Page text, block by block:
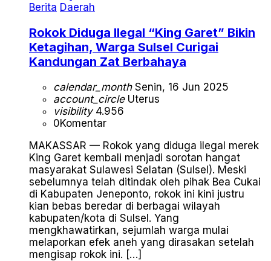
Berita Daerah
Rokok Diduga Ilegal “King Garet” Bikin
Ketagihan, Warga Sulsel Curigai
Kandungan Zat Berbahaya
calendar_monthSenin, 16 Jun 2025
account_circleUterus
visibility4.956
0Komentar
MAKASSAR — Rokok yang diduga ilegal merek
King Garet kembali menjadi sorotan hangat
masyarakat Sulawesi Selatan (Sulsel). Meski
sebelumnya telah ditindak oleh pihak Bea Cukai
di Kabupaten Jeneponto, rokok ini kini justru
kian bebas beredar di berbagai wilayah
kabupaten/kota di Sulsel. Yang
mengkhawatirkan, sejumlah warga mulai
melaporkan efek aneh yang dirasakan setelah
mengisap rokok ini. […]